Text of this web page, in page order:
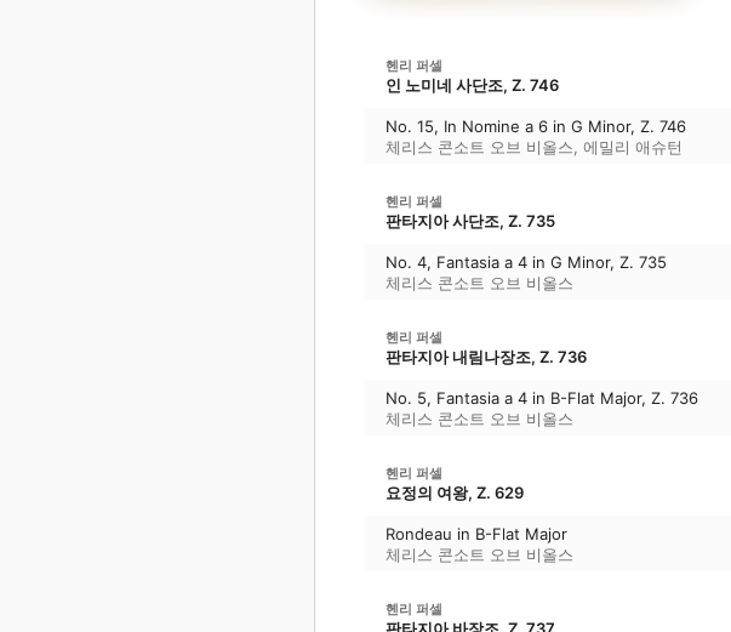
헨리 퍼셀
인 노미네 사단조, Z. 746
No. 15, In Nomine a 6 in G Minor, Z. 746
체리스 콘소트 오브 비올스, 에밀리 애슈턴
헨리 퍼셀
판타지아 사단조, Z. 735
No. 4, Fantasia a 4 in G Minor, Z. 735
체리스 콘소트 오브 비올스
헨리 퍼셀
판타지아 내림나장조, Z. 736
No. 5, Fantasia a 4 in B-Flat Major, Z. 736
체리스 콘소트 오브 비올스
헨리 퍼셀
요정의 여왕, Z. 629
Rondeau in B-Flat Major
체리스 콘소트 오브 비올스
헨리 퍼셀